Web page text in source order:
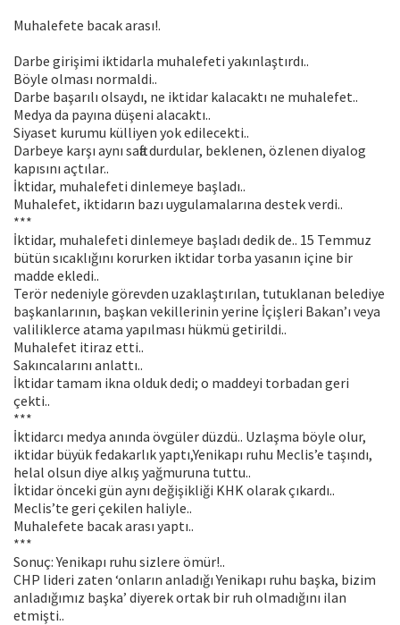
Muhalefete bacak arası!.
Darbe girişimi iktidarla muhalefeti yakınlaştırdı..
Böyle olması normaldi..
Darbe başarılı olsaydı, ne iktidar kalacaktı ne muhalefet..
Medya da payına düşeni alacaktı..
Siyaset kurumu külliyen yok edilecekti..
Darbeye karşı aynı safta durdular, beklenen, özlenen diyalog
kapısını açtılar..
İktidar, muhalefeti dinlemeye başladı..
Muhalefet, iktidarın bazı uygulamalarına destek verdi..
***
İktidar, muhalefeti dinlemeye başladı dedik de.. 15 Temmuz
bütün sıcaklığını korurken iktidar torba yasanın içine bir
madde ekledi..
Terör nedeniyle görevden uzaklaştırılan, tutuklanan belediye
başkanlarının, başkan vekillerinin yerine İçişleri Bakan’ı veya
valiliklerce atama yapılması hükmü getirildi..
Muhalefet itiraz etti..
Sakıncalarını anlattı..
İktidar tamam ikna olduk dedi; o maddeyi torbadan geri
çekti..
***
İktidarcı medya anında övgüler düzdü.. Uzlaşma böyle olur,
iktidar büyük fedakarlık yaptı,Yenikapı ruhu Meclis’e taşındı,
helal olsun diye alkış yağmuruna tuttu..
İktidar önceki gün aynı değişikliği KHK olarak çıkardı..
Meclis’te geri çekilen haliyle..
Muhalefete bacak arası yaptı..
***
Sonuç: Yenikapı ruhu sizlere ömür!..
CHP lideri zaten ‘onların anladığı Yenikapı ruhu başka, bizim
anladığımız başka’ diyerek ortak bir ruh olmadığını ilan
etmişti..